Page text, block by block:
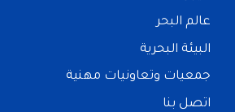
عالم البحر
البيئة البحرية
جمعيات وتعاونيات مهنية
اتصل بنا